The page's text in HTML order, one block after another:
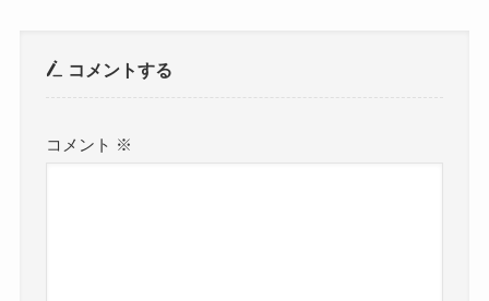
コメントする
コメント ※